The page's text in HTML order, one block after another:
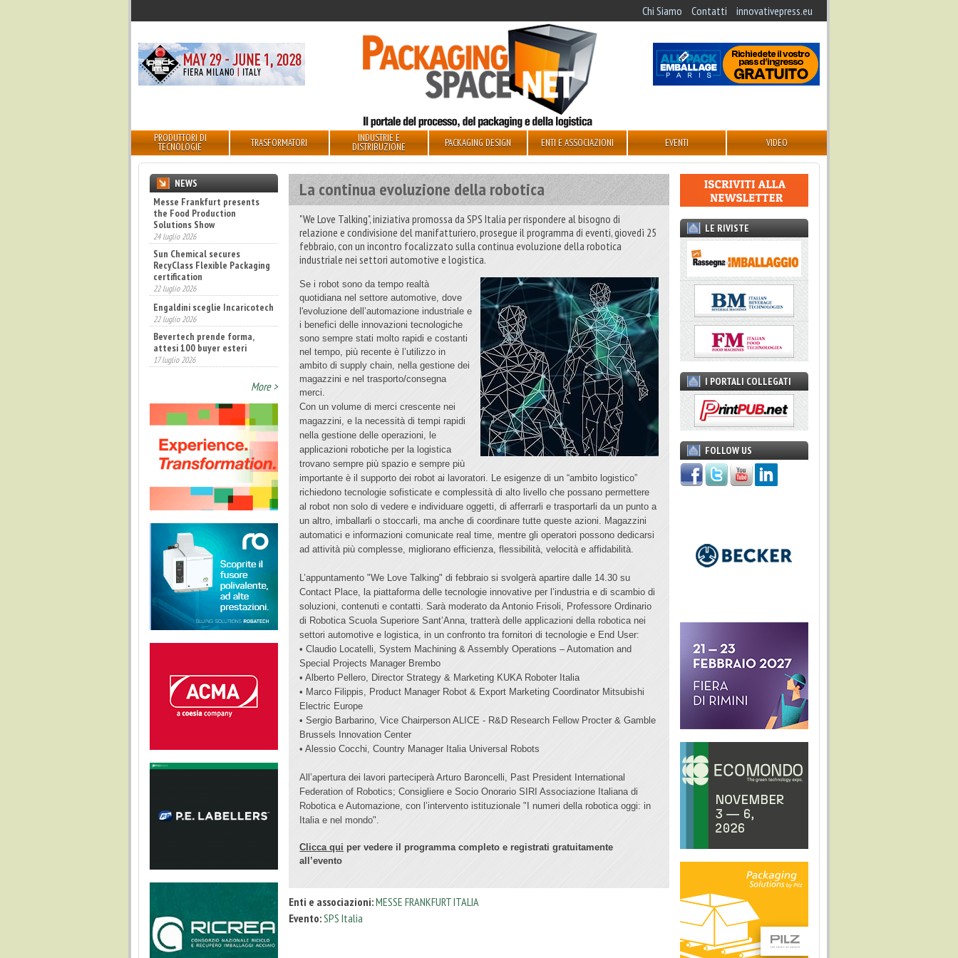
Chi Siamo Contatti innovativepress.eu
PRODUTTORI DI
TECNOLOGIE TRASFORMATORI INDUSTRIE E
DISTRIBUZIONE PACKAGING DESIGN ENTI E ASSOCIAZIONI EVENTI VIDEO
La continua evoluzione della robotica
"We Love Talking", iniziativa promossa da SPS Italia per rispondere al bisogno di
relazione e condivisione del manifatturiero, prosegue il programma di eventi, giovedì 25
febbraio, con un incontro focalizzato sulla continua evoluzione della robotica
industriale nei settori automotive e logistica.
Se i robot sono da tempo realtà
quotidiana nel settore automotive, dove
l'evoluzione dell’automazione industriale e
i benefici delle innovazioni tecnologiche
sono sempre stati molto rapidi e costanti
nel tempo, più recente è l’utilizzo in
ambito di supply chain, nella gestione dei
magazzini e nel trasporto/consegna
merci.
Con un volume di merci crescente nei
magazzini, e la necessità di tempi rapidi
nella gestione delle operazioni, le
applicazioni robotiche per la logistica
trovano sempre più spazio e sempre più
importante è il supporto dei robot ai lavoratori. Le esigenze di un “ambito logistico”
richiedono tecnologie sofisticate e complessità di alto livello che possano permettere
al robot non solo di vedere e individuare oggetti, di afferrarli e trasportarli da un punto a
un altro, imballarli o stoccarli, ma anche di coordinare tutte queste azioni. Magazzini
automatici e informazioni comunicate real time, mentre gli operatori possono dedicarsi
ad attività più complesse, migliorano efficienza, flessibilità, velocità e affidabilità.
L’appuntamento "We Love Talking" di febbraio si svolgerà apartire dalle 14.30 su
Contact Place, la piattaforma delle tecnologie innovative per l’industria e di scambio di
soluzioni, contenuti e contatti. Sarà moderato da Antonio Frisoli, Professore Ordinario
di Robotica Scuola Superiore Sant’Anna, tratterà delle applicazioni della robotica nei
settori automotive e logistica, in un confronto tra fornitori di tecnologie e End User:
• Claudio Locatelli, System Machining & Assembly Operations – Automation and
Special Projects Manager Brembo
• Alberto Pellero, Director Strategy & Marketing KUKA Roboter Italia
• Marco Filippis, Product Manager Robot & Export Marketing Coordinator Mitsubishi
Electric Europe
• Sergio Barbarino, Vice Chairperson ALICE - R&D Research Fellow Procter & Gamble
Brussels Innovation Center
• Alessio Cocchi, Country Manager Italia Universal Robots
All’apertura dei lavori parteciperà Arturo Baroncelli, Past President International
Federation of Robotics; Consigliere e Socio Onorario SIRI Associazione Italiana di
Robotica e Automazione, con l’intervento istituzionale "I numeri della robotica oggi: in
Italia e nel mondo".
Clicca qui per vedere il programma completo e registrati gratuitamente
all’evento
Enti e associazioni:MESSE FRANKFURT ITALIA
Evento:SPS Italia
NEWS
Messe Frankfurt presents
the Food Production
Solutions Show
24 luglio 2026
Sun Chemical secures
RecyClass Flexible Packaging
certification
22 luglio 2026
Engaldini sceglie Incaricotech
22 luglio 2026
Bevertech prende forma,
attesi 100 buyer esteri
17 luglio 2026
Diamonds Awards 2026 di FTA
14 luglio 2026
More >
LE RIVISTE
I PORTALI COLLEGATI
FOLLOW US